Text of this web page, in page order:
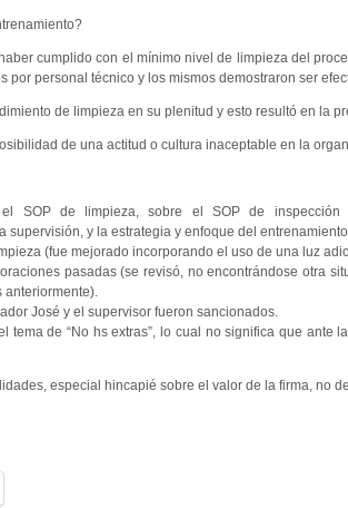
cumplido con el mínimo nivel de limpieza del
por personal técnico y los mismos demostraron ser
de limpieza en su plenitud y esto resultó en la
de una actitud o cultura inaceptable en la
el SOP de limpieza, sobre el SOP de
supervisión, y la estrategia y enfoque del
(fue mejorado incorporando el uso de una luz
pasadas (se revisó, no encontrándose otra
anteriormente).
José y el supervisor fueron sancionados.
tema de “No hs extras”, lo cual no significa que
especial hincapié sobre el valor de la firma, no